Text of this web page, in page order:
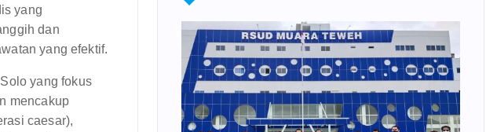
yang
dan
yang efektif.
yang fokus
mencakup
caesar),